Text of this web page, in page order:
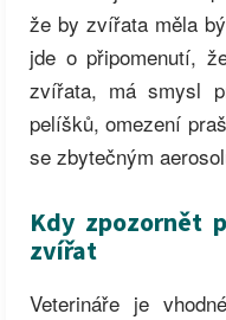
že by zvířata měla
jde o připomenutí,
zvířata, má smysl
pelíšků, omezení
se zbytečným
Kdy zpozornět
zvířat
Veterináře je